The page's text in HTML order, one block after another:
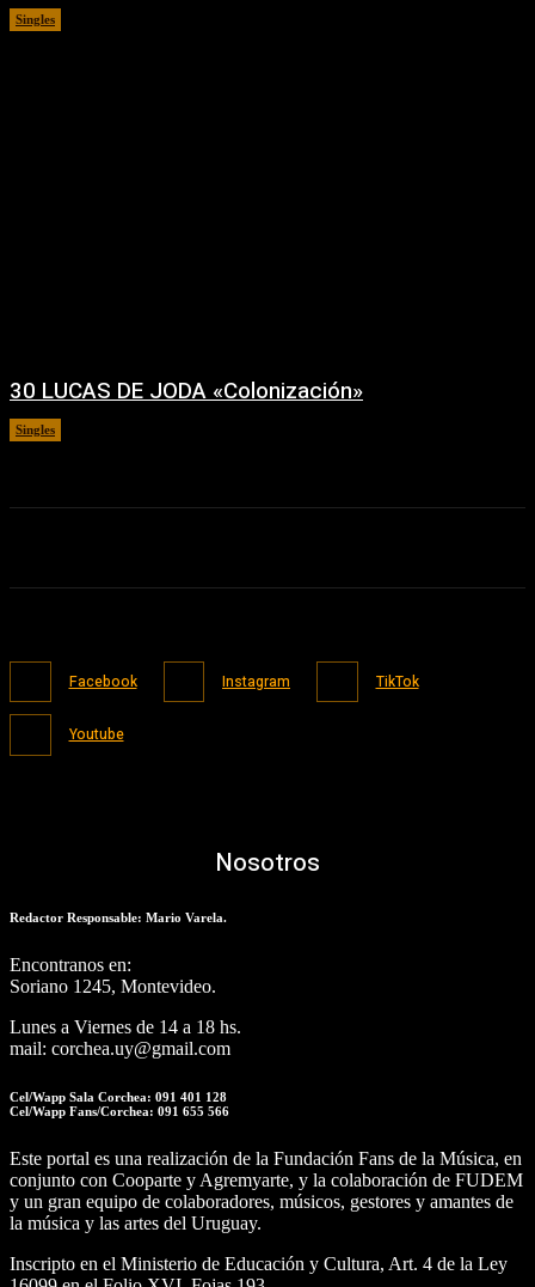
Singles
30 LUCAS DE JODA «Colonización»
Singles
Facebook Instagram TikTok
Youtube
Nosotros
Redactor Responsable: Mario Varela.
Encontranos en:
Soriano 1245, Montevideo.
Lunes a Viernes de 14 a 18 hs.
mail: corchea.uy@gmail.com
Cel/Wapp Sala Corchea: 091 401 128
Cel/Wapp Fans/Corchea: 091 655 566
Este portal es una realización de la Fundación Fans de la Música, en
conjunto con Cooparte y Agremyarte, y la colaboración de FUDEM
y un gran equipo de colaboradores, músicos, gestores y amantes de
la música y las artes del Uruguay.
Inscripto en el Ministerio de Educación y Cultura, Art. 4 de la Ley